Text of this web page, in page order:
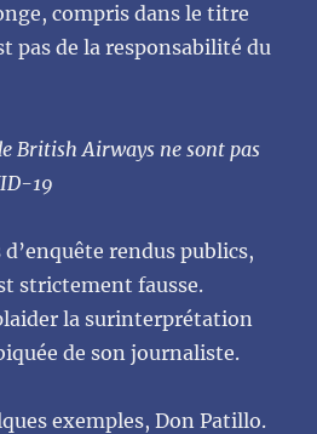
compris dans le titre
pas de la responsabilité du
British Airways ne sont pas
19
rendus publics,
strictement fausse.
la surinterprétation
de son journaliste.
exemples, Don Patillo.